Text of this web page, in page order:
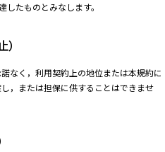
たものとみなします。
なく，利用契約上の地位または本規約に
，または担保に供することはできませ